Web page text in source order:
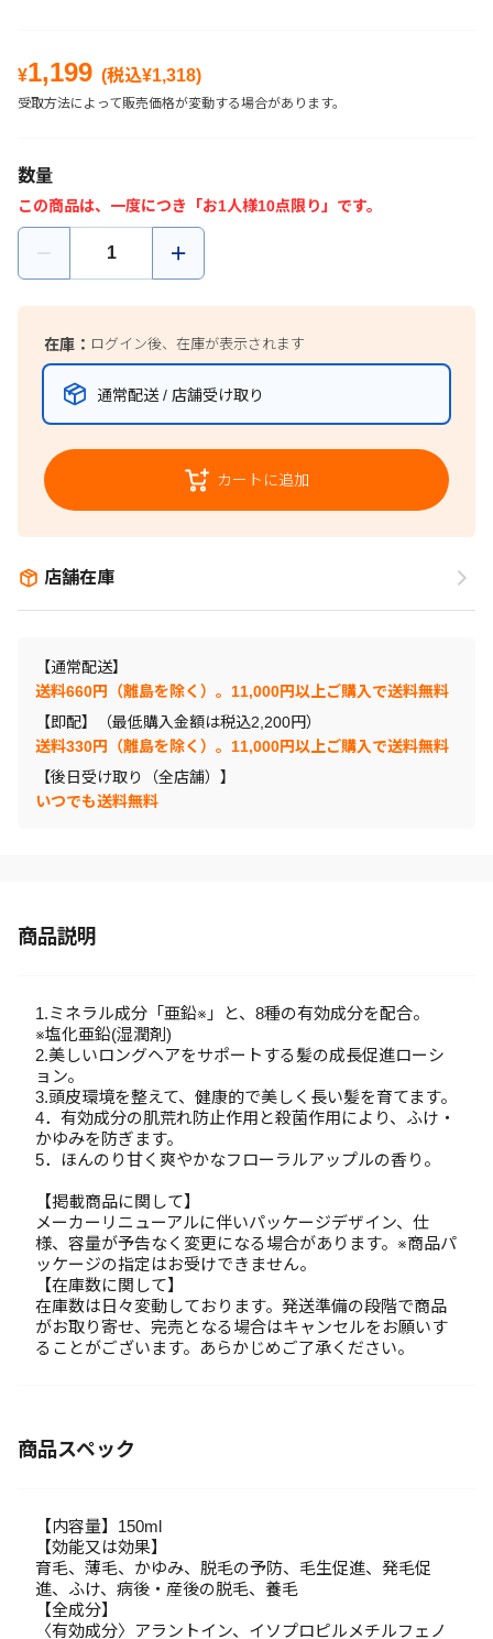
¥1,199 (税込¥1,318)
受取方法によって販売価格が変動する場合があります。
数量
この商品は、一度につき「お1人様10点限り」です。
在庫： ログイン後、在庫が表示されます
通常配送 / 店舗受け取り
カートに追加
店舗在庫
【通常配送】
送料660円（離島を除く）。11,000円以上ご購入で送料無料
【即配】（最低購入金額は税込2,200円）
送料330円（離島を除く）。11,000円以上ご購入で送料無料
【後日受け取り（全店舗）】
いつでも送料無料
商品説明
1.ミネラル成分「亜鉛※」と、8種の有効成分を配合。
※塩化亜鉛(湿潤剤)
2.美しいロングヘアをサポートする髪の成長促進ローシ
ョン。
3.頭皮環境を整えて、健康的で美しく長い髪を育てます。
4．有効成分の肌荒れ防止作用と殺菌作用により、ふけ・
かゆみを防ぎます。
5．ほんのり甘く爽やかなフローラルアップルの香り。
【掲載商品に関して】
メーカーリニューアルに伴いパッケージデザイン、仕
様、容量が予告なく変更になる場合があります。※商品パ
ッケージの指定はお受けできません。
【在庫数に関して】
在庫数は日々変動しております。発送準備の段階で商品
がお取り寄せ、完売となる場合はキャンセルをお願いす
ることがございます。あらかじめご了承ください。
商品スペック
【内容量】150ml
【効能又は効果】
育毛、薄毛、かゆみ、脱毛の予防、毛生促進、発毛促
進、ふけ、病後・産後の脱毛、養毛
【全成分】
〈有効成分〉アラントイン、イソプロピルメチルフェノ